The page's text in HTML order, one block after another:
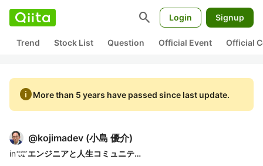
search Login Signup
Trend Stock List Question Official Event Official
infoMore than 5 years have passed since last update.
@kojimadev (小島 優介)
in エンジニアと人生コミュニティ